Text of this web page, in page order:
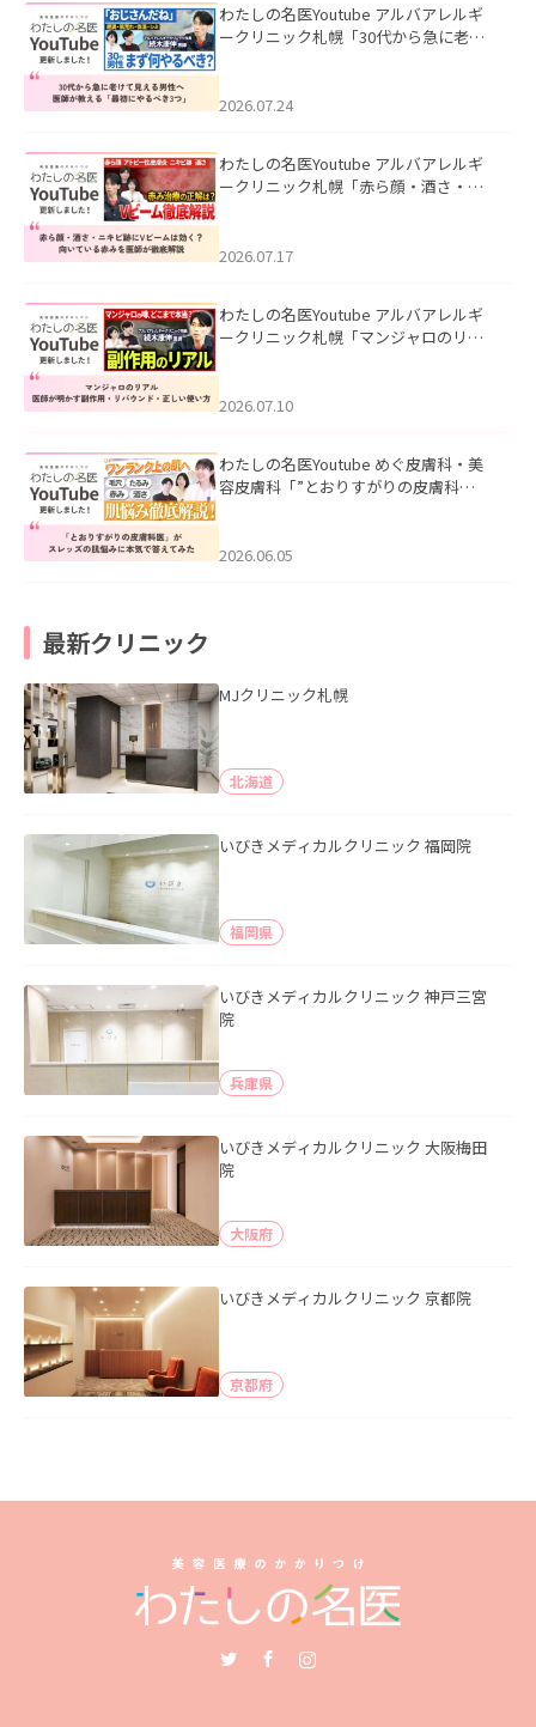
わたしの名医Youtube アルバアレルギ
ークリニック札幌「30代から急に老け
た。
2026.07.24
わたしの名医Youtube アルバアレルギ
ークリニック札幌「赤ら顔・酒さ・ニ
した。
2026.07.17
わたしの名医Youtube アルバアレルギ
ークリニック札幌「マンジャロのリア
た。
2026.07.10
わたしの名医Youtube めぐ皮膚科・美
容皮膚科「”とおりすがりの皮膚科
2026.06.05
最新クリニック
MJクリニック札幌
北海道
いびきメディカルクリニック 福岡院
福岡県
いびきメディカルクリニック 神戸三宮
院
兵庫県
いびきメディカルクリニック 大阪梅田
院
大阪府
いびきメディカルクリニック 京都院
京都府